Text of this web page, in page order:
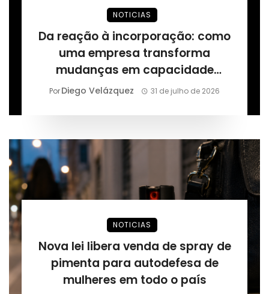
NOTICIAS
Da reação à incorporação: como
uma empresa transforma
mudanças em capacidade
permanente, segundo Márcio
PorDiego Velázquez 31 de julho de 2026
NOTICIAS
Nova lei libera venda de spray de
pimenta para autodefesa de
mulheres em todo o país